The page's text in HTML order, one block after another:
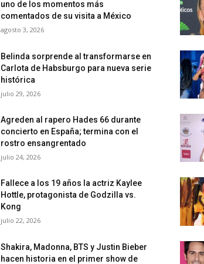
uno de los momentos más
comentados de su visita a México
agosto 3, 2026
Belinda sorprende al transformarse en
Carlota de Habsburgo para nueva serie
histórica
julio 29, 2026
Agreden al rapero Hades 66 durante
concierto en España; termina con el
rostro ensangrentado
julio 24, 2026
Fallece a los 19 años la actriz Kaylee
Hottle, protagonista de Godzilla vs.
Kong
julio 22, 2026
Shakira, Madonna, BTS y Justin Bieber
hacen historia en el primer show de